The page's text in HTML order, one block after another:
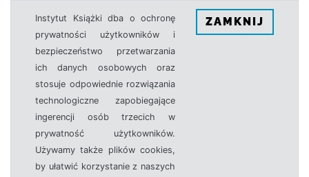
Instytut Książki dba o ochronę
prywatności użytkowników i
bezpieczeństwo przetwarzania
ich danych osobowych oraz
stosuje odpowiednie rozwiązania
technologiczne zapobiegające
ingerencji osób trzecich w
prywatność użytkowników.
Używamy także plików cookies,
by ułatwić korzystanie z naszych
ZAMKNIJ